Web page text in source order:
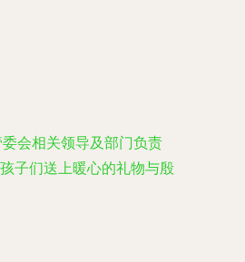
会相关领导及部门负责
子们送上暖心的礼物与殷